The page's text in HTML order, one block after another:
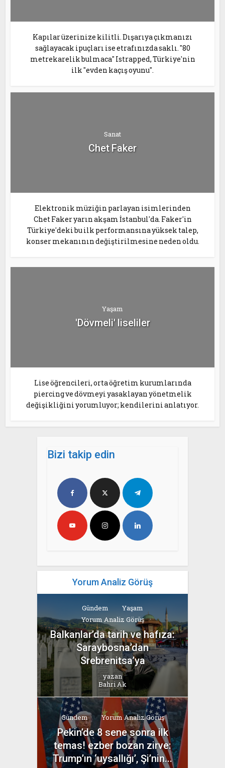
Kapılar üzerinize kilitli. Dışarıya çıkmanızı
sağlayacak ipuçları ise etrafınızda saklı. "80
metrekarelik bulmaca" Istrapped, Türkiye'nin
ilk "evden kaçış oyunu".
Sanat
Chet Faker
Elektronik müziğin parlayan isimlerinden
Chet Faker yarın akşam İstanbul'da. Faker'in
Türkiye'deki bu ilk performansına yüksek talep,
konser mekanının değiştirilmesine neden oldu.
Yaşam
'Dövmeli' liseliler
Lise öğrencileri, orta öğretim kurumlarında
piercing ve dövmeyi yasaklayan yönetmelik
değişikliğini yorumluyor; kendilerini anlatıyor.
Bizi takip edin
Yorum Analiz Görüş
Gündem
Yaşam
Yorum Analiz Görüş
Balkanlar’da tarih ve hafıza:
Saraybosna’dan
Srebrenitsa’ya
yazan
Bahri Ak
Gündem Yorum Analiz Görüş
Pekin’de 8 sene sonra ilk
temas! ezber bozan zirve:
Trump’ın ‘uysallığı’, Şi’nin...